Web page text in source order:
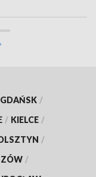
GDAŃSK /
/ KIELCE /
/
/